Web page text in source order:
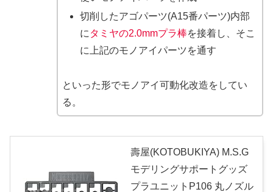
切削したアゴパーツ(A15番パーツ)内部
に タミヤの2.0mmプラ棒を接着し、そこ
に上記のモノアイパーツを通す
といった形でモノアイ可動化改造をしてい
る。
壽屋(KOTOBUKIYA) M.S.G
モデリングサポートグッズ
プラユニットP106 丸ノズル